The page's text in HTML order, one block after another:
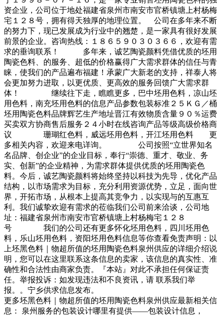
资企业，公司位于地处福建省泉州市南安市官桥镇塘上村杨梅
宅１２８号，拥有得天独厚的地理位置。 公司在多年来不断
的努力下，现已发展成为行业中的翘楚，是一家具有很好发展
前景的企业。咨询热线：１８６５９０３０３６６，欢迎有需
求的垂询联系！ 多年来，诚艺陶瓷颜料凭借优质的坯用
陶瓷色料、的服务、超低的价格赢得广大需求群体的信任与青
睐，使我们的产品遍布福建！承蒙广大新老的支持，祥泰人将
会更加努力进取，以更优质、更高效的服务回馈广大需求群
体！ 继续往下走，瞧瞧更多，巴中坯用色料，凉山坯
用色料，南充坯用色料的信息产品参数包装标准２５ＫＧ／桶
坯用陶瓷色料品牌辉艺生产地址晋江有效物质含量９０％运费
买卖双方协商售后服务２４小时在线咨询产品等级高级价格商
议 珊瑚红色料，威远坯用色料，开江坯用色料 更
多相关内容，欢迎来电详询。 公司按照“立世界知名
名品牌、创企业”的企业目标，奉行“崇德、重才、敬业、务
实、创新”的企业精神，为需求群体提供优质的坯用陶瓷色
料。今后，诚艺陶瓷颜料将始终坚持以科技为先导，优化产品
结构，以市场需求为目标，充分利用资源优势，立足，面向世
界，开拓市场，从根本上提高其竞争力，以实现与的互惠互
利。我们诚挚欢迎有需求的莅临我们公司前来洽谈，公司地
址：福建省泉州市南安市官桥镇塘上村杨梅宅１２８
号 我们的公司还有更多怀化坯用色料，四川坯用色
料，乐山坯用色料，资阳坯用色料信息等你查看免责声明：以
上坯黑色料｜物超所值的坯用陶瓷色料泉州供应的详细介绍说
明，您可以在这里联系这条信息的卖家，该信息的真实性、准
确性和合法性由商家负责。『本站』对此不承担任何保证责
任。举报投诉：如发现违法和不良资讯，请 联系我们举
报。。宁乡供求信息发布。
更多坯黑色料｜物超所值的坯用陶瓷色料泉州供应最新相关信
息： 泉州服务的包装设计哪里有提供——包装设计信息，